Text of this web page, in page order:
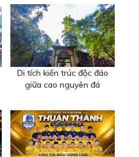
Di tích kiến trúc độc đáo
giữa cao nguyên đá